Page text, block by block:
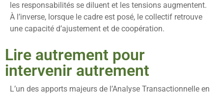
les responsabilités se diluent et les tensions augmentent.
À l’inverse, lorsque le cadre est posé, le collectif retrouve
une capacité d’ajustement et de coopération.
Lire autrement pour
intervenir autrement
L’un des apports majeurs de l’Analyse Transactionnelle en